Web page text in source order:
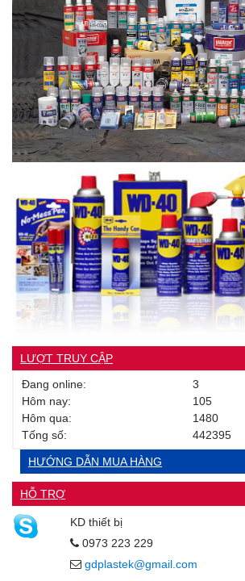
LƯỢT TRUY CẬP
Đang online:
3
Hôm nay:
105
Hôm qua:
1480
Tống số:
442395
HƯỚNG DẪN MUA HÀNG
HỖ TRỢ
KD thiết bị
0973 223 229
gdplastek@gmail.com